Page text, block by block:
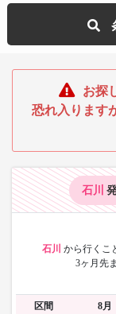
お探
恐れ入ります
石川
石川 から行くこ
3ヶ月先
区間 8月